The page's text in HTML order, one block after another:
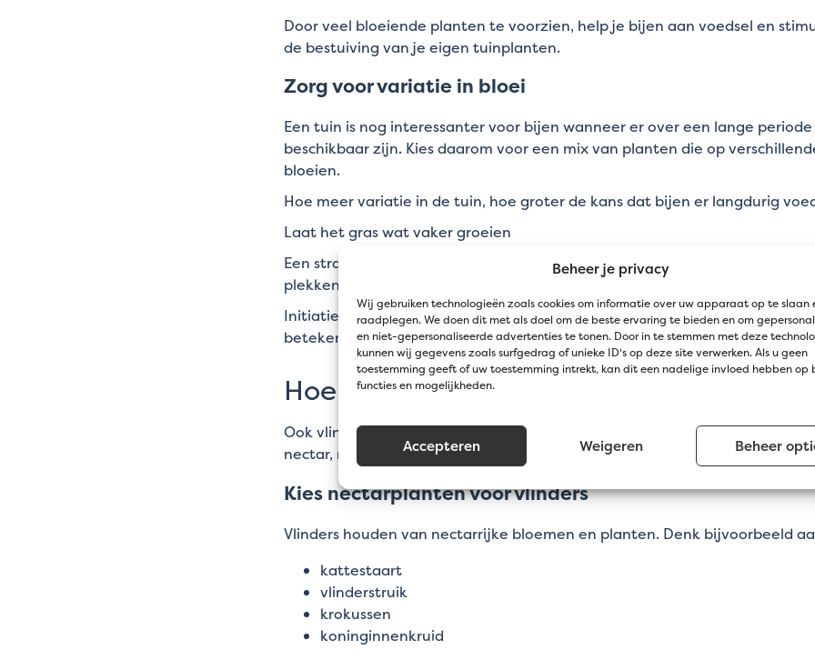
Beheer je privacy
Wij gebruiken technologieën zoals cookies om informatie over uw apparaat op te slaan
raadplegen. We doen dit met als doel om de beste ervaring te bieden en om
en niet-gepersonaliseerde advertenties te tonen. Door in te stemmen met deze
kunnen wij gegevens zoals surfgedrag of unieke ID's op deze site verwerken. Als u geen
toestemming geeft of uw toestemming intrekt, kan dit een nadelige invloed hebben op
functies en mogelijkheden.
Accepteren Weigeren Beheer
Door veel bloeiende planten te voorzien, help je bijen aan voedsel en
de bestuiving van je eigen tuinplanten.
Zorg voor variatie in bloei
Een tuin is nog interessanter voor bijen wanneer er over een lange
beschikbaar zijn. Kies daarom voor een mix van planten die op
bloeien.
Hoe meer variatie in de tuin, hoe groter de kans dat bijen er langdurig
Laat het gras wat vaker groeien
Een strak gemaaid gazon biedt weinig kansen voor insecten. Laat daarom
plekken het gras wat langer groeien en geef wilde bloemen de kans om te
Initiatieven zoalsMaai Mei Niettonen perfect hoe je met een kleine
betekenen voor bijen en andere bestuivers.
Hoe trek je vlinders aan in je tuin?
Ook vlinders lokken naar je tuin begint bij de juiste planten. Net als bijen
nectar, maar ze stellen ook extra eisen aan hun omgeving.
Kies nectarplanten voor vlinders
Vlinders houden van nectarrijke bloemen en planten. Denk bijvoorbeeld
kattestaart
vlinderstruik
krokussen
koninginnenkruid